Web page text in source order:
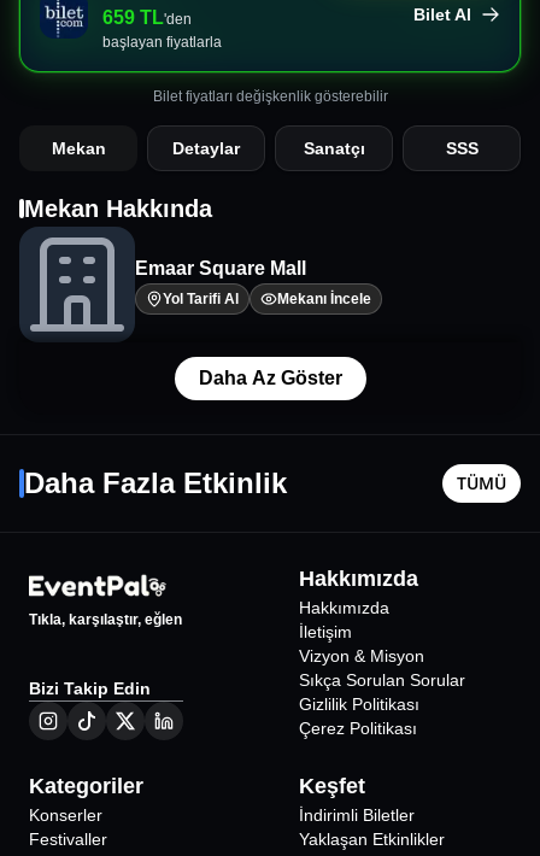
659 TL'den
başlayan fiyatlarla
Bilet Al
Bilet fiyatları değişkenlik gösterebilir
Mekan Detaylar Sanatçı SSS
Mekan Hakkında
Emaar Square Mall
Yol Tarifi Al Mekanı İncele
Daha Az Göster
Daha Fazla Etkinlik TÜMÜ
İstanbul Atölye Sahi
Marina
İstanbul
Tıkla, karşılaştır, eğlen
Bizi Takip Edin
Hakkımızda
Hakkımızda
İletişim
Vizyon & Misyon
Sıkça Sorulan Sorular
Gizlilik Politikası
Çerez Politikası
Kategoriler
Konserler
Festivaller
Keşfet
İndirimli Biletler
Yaklaşan Etkinlikler